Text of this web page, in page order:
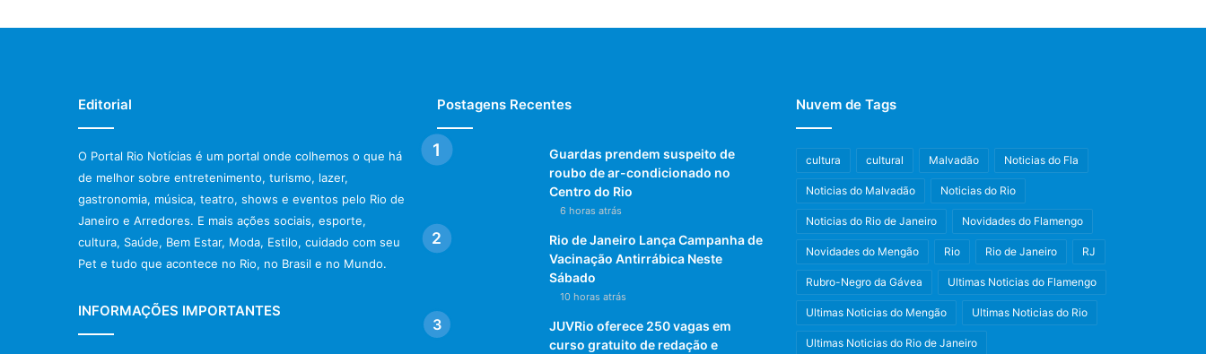
Editorial
O Portal Rio Notícias é um portal onde colhemos o que há
de melhor sobre entretenimento, turismo, lazer,
gastronomia, música, teatro, shows e eventos pelo Rio de
Janeiro e Arredores. E mais ações sociais, esporte,
cultura, Saúde, Bem Estar, Moda, Estilo, cuidado com seu
Pet e tudo que acontece no Rio, no Brasil e no Mundo.
INFORMAÇÕES IMPORTANTES
Postagens Recentes
Guardas prendem suspeito de
roubo de ar-condicionado no
Centro do Rio
6 horas atrás
Rio de Janeiro Lança Campanha de
Vacinação Antirrábica Neste
Sábado
10 horas atrás
JUVRio oferece 250 vagas em
curso gratuito de redação e
Nuvem de Tags
cultura cultural Malvadão Noticias do Fla
Noticias do Malvadão Noticias do Rio
Noticias do Rio de Janeiro Novidades do Flamengo
Novidades do Mengão Rio Rio de Janeiro RJ
Rubro-Negro da Gávea Ultimas Noticias do Flamengo
Ultimas Noticias do Mengão Ultimas Noticias do Rio
Ultimas Noticias do Rio de Janeiro